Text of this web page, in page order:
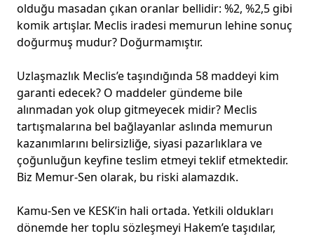
olduğu masadan çıkan oranlar bellidir: %2, %2,5 gibi
komik artışlar. Meclis iradesi memurun lehine sonuç
doğurmuş mudur? Doğurmamıştır.
Uzlaşmazlık Meclis’e taşındığında 58 maddeyi kim
garanti edecek? O maddeler gündeme bile
alınmadan yok olup gitmeyecek midir? Meclis
tartışmalarına bel bağlayanlar aslında memurun
kazanımlarını belirsizliğe, siyasi pazarlıklara ve
çoğunluğun keyfine teslim etmeyi teklif etmektedir.
Biz Memur-Sen olarak, bu riski alamazdık.
Kamu-Sen ve KESK’in hali ortada. Yetkili oldukları
dönemde her toplu sözleşmeyi Hakem’e taşıdılar,